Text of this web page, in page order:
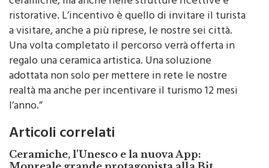
ristorative. L’incentivo è quello di invitare il turista
a visitare, anche a più riprese, le nostre sei città.
Una volta completato il percorso verrà offerta in
regalo una ceramica artistica. Una soluzione
adottata non solo per mettere in rete le nostre
realtà ma anche per incentivare il turismo 12 mesi
l’anno.”
Articoli correlati
Ceramiche, l'Unesco e la nuova App: